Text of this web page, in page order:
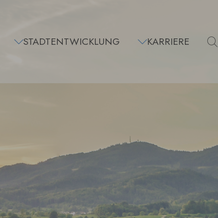
STADTENTWICKLUNG KARRIERE